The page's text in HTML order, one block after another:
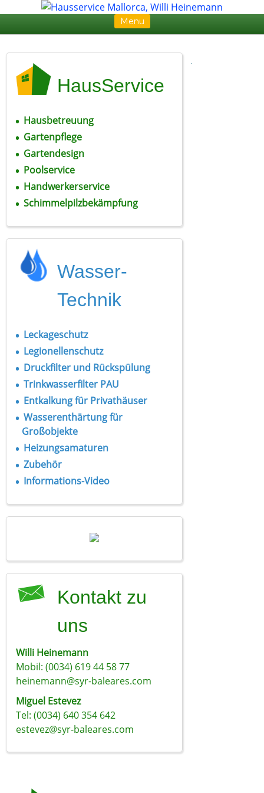
Menu
Skip to content
HausService
Hausbetreuung
Gartenpflege
Gartendesign
Poolservice
Handwerkerservice
Schimmelpilzbekämpfung
Wasser-
Technik
Leckageschutz
Legionellenschutz
Druckfilter und Rückspülung
Trinkwasserfilter PAU
Entkalkung für Privathäuser
Wasserenthärtung für
Großobjekte
Heizungsamaturen
Zubehör
Informations-Video
Kontakt zu
uns
Willi Heinemann
Mobil: (0034) 619 44 58 77
heinemann@syr-baleares.com
Miguel Estevez
Tel: (0034) 640 354 642
estevez@syr-baleares.com